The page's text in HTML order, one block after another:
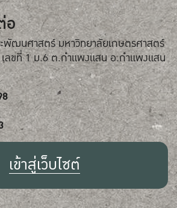
อ
ฒนศาสตร์ มหาวิทยาลัยเกษตรศาสตร์
ลขที่ 1 ม.6 ต.กำแพงแสน อ.กำแพงแสน
เข้าสู่เว็บไซต์